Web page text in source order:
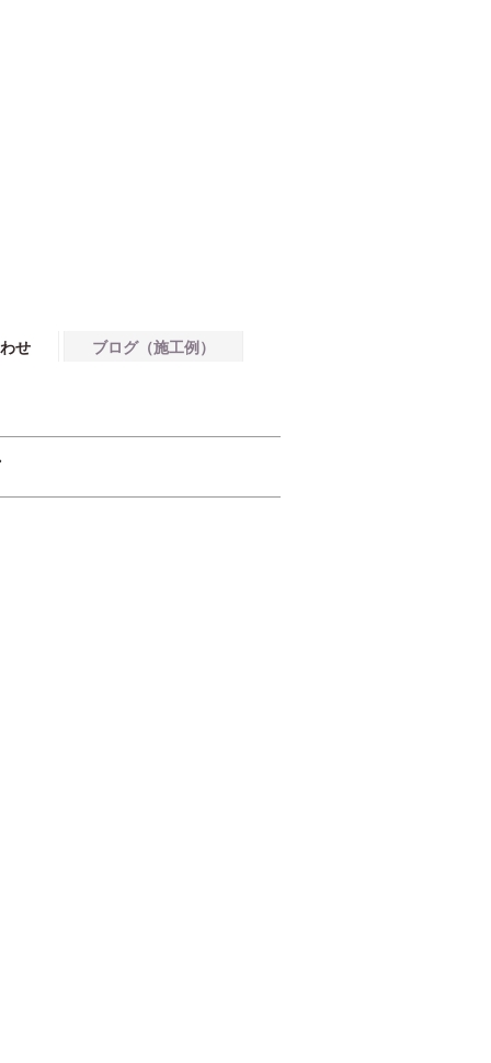
せ ブログ（施工例）